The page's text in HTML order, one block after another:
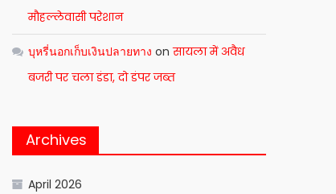
मौहल्लेवासी परेशान
บุหรี่นอกเก็บเงินปลายทาง onसायला में अवैध
बजरी पर चला डंडा, दो डंपर जब्त
Archives
April 2026